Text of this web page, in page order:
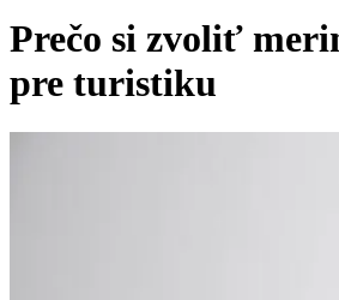
Prečo si zvoliť
pre turistiku